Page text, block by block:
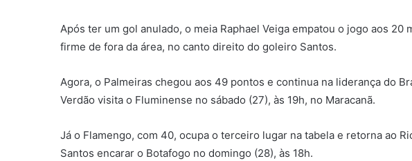
Após ter um gol anulado, o meia Raphael Veiga empatou o jogo aos 20
firme de fora da área, no canto direito do goleiro Santos.
Agora, o Palmeiras chegou aos 49 pontos e continua na liderança do
Verdão visita o Fluminense no sábado (27), às 19h, no Maracanã.
Já o Flamengo, com 40, ocupa o terceiro lugar na tabela e retorna ao
Santos encarar o Botafogo no domingo (28), às 18h.